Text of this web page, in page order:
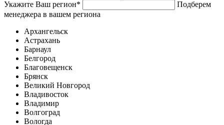
Укажите Ваш регион*
Подберем
менеджера в вашем региона
Архангельск
Астрахань
Барнаул
Белгород
Благовещенск
Брянск
Великий Новгород
Владивосток
Владимир
Волгоград
Вологда